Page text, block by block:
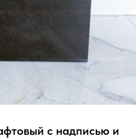
с надписью и